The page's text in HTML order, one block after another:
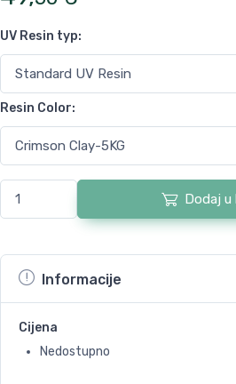
UV Resin typ:
Resin Color:
Dodaj u
Informacije
Cijena
Nedostupno